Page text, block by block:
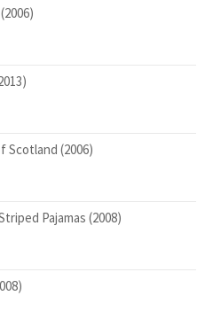
Scotland (2006)
Pajamas (2008)